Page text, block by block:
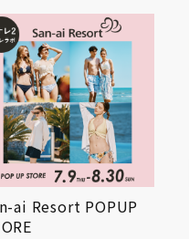
ai Resort POPUP